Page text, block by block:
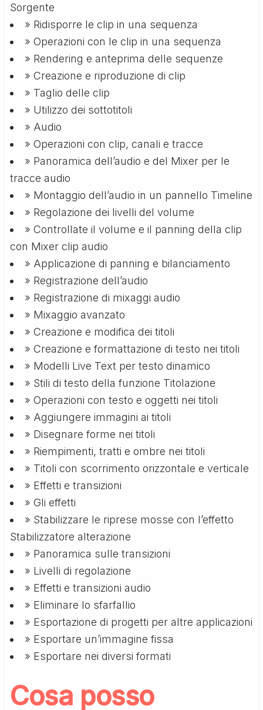
Sorgente
» Ridisporre le clip in una sequenza
» Operazioni con le clip in una sequenza
» Rendering e anteprima delle sequenze
» Creazione e riproduzione di clip
» Taglio delle clip
» Utilizzo dei sottotitoli
» Audio
» Operazioni con clip, canali e tracce
» Panoramica dell’audio e del Mixer per le
tracce audio
» Montaggio dell’audio in un pannello Timeline
» Regolazione dei livelli del volume
» Controllate il volume e il panning della clip
con Mixer clip audio
» Applicazione di panning e bilanciamento
» Registrazione dell’audio
» Registrazione di mixaggi audio
» Mixaggio avanzato
» Creazione e modifica dei titoli
» Creazione e formattazione di testo nei titoli
» Modelli Live Text per testo dinamico
» Stili di testo della funzione Titolazione
» Operazioni con testo e oggetti nei titoli
» Aggiungere immagini ai titoli
» Disegnare forme nei titoli
» Riempimenti, tratti e ombre nei titoli
» Titoli con scorrimento orizzontale e verticale
» Effetti e transizioni
» Gli effetti
» Stabilizzare le riprese mosse con l’effetto
Stabilizzatore alterazione
» Panoramica sulle transizioni
» Livelli di regolazione
» Effetti e transizioni audio
» Eliminare lo sfarfallio
» Esportazione di progetti per altre applicazioni
» Esportare un’immagine fissa
» Esportare nei diversi formati
Cosa posso